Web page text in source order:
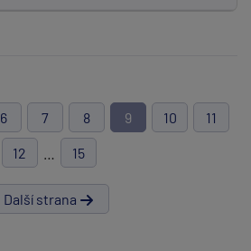
6 7 8 9 10 11
12 15
Další strana